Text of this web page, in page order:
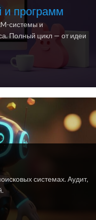
и программ
системы и
Полный цикл — от идеи
системах. Аудит,